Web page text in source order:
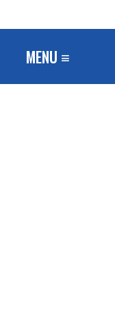
MENU ≡